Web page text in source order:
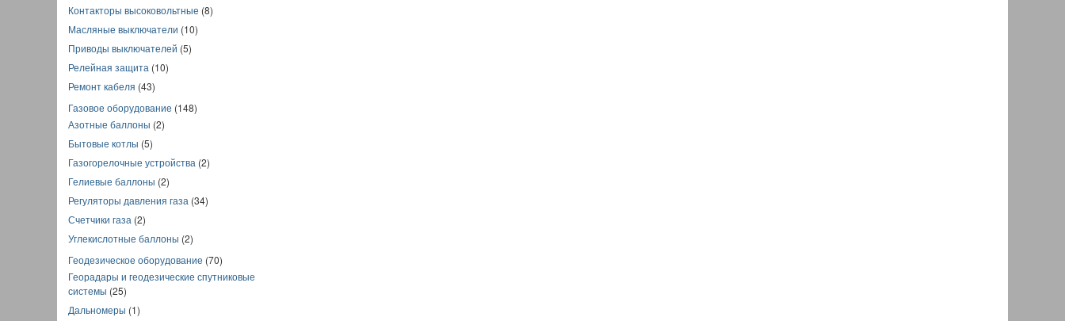
Контакторы высоковольтные (8)
Масляные выключатели (10)
Приводы выключателей (5)
Релейная защита (10)
Ремонт кабеля (43)
Газовое оборудование (148)
Азотные баллоны (2)
Бытовые котлы (5)
Газогорелочные устройства (2)
Гелиевые баллоны (2)
Регуляторы давления газа (34)
Счетчики газа (2)
Углекислотные баллоны (2)
Геодезическое оборудование (70)
Георадары и геодезические спутниковые
системы (25)
Дальномеры (1)